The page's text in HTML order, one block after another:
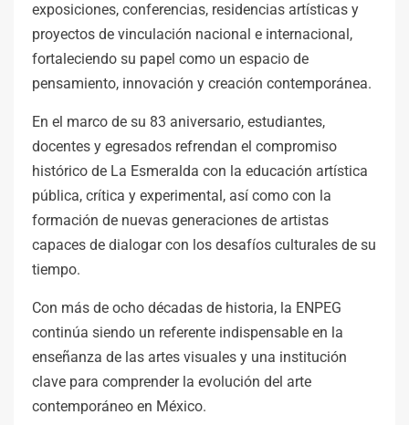
exposiciones, conferencias, residencias artísticas y
proyectos de vinculación nacional e internacional,
fortaleciendo su papel como un espacio de
pensamiento, innovación y creación contemporánea.
En el marco de su 83 aniversario, estudiantes,
docentes y egresados refrendan el compromiso
histórico de La Esmeralda con la educación artística
pública, crítica y experimental, así como con la
formación de nuevas generaciones de artistas
capaces de dialogar con los desafíos culturales de su
tiempo.
Con más de ocho décadas de historia, la ENPEG
continúa siendo un referente indispensable en la
enseñanza de las artes visuales y una institución
clave para comprender la evolución del arte
contemporáneo en México.